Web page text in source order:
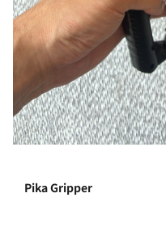
Pika Gripper